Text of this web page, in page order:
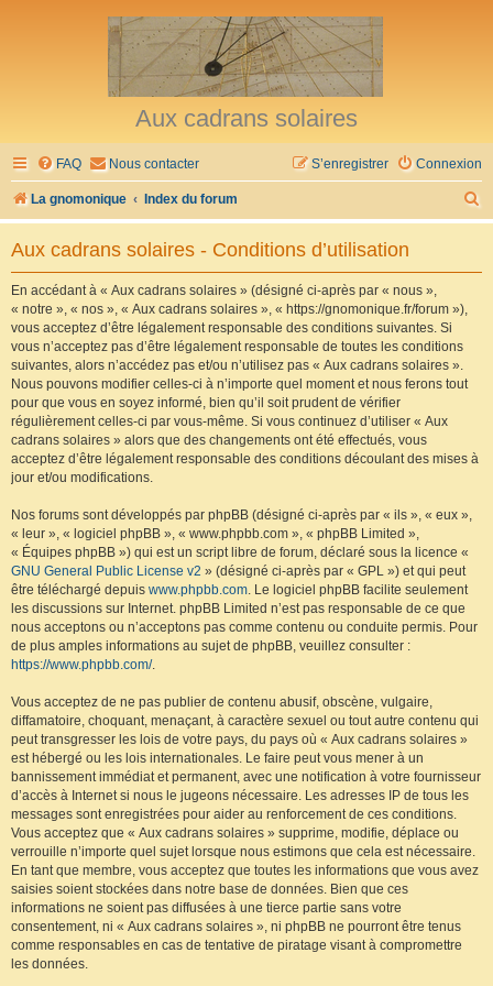
Aux cadrans solaires
FAQ Nous contacter Connexion
S’enregistrer
La gnomonique Index du forum
e
Aux cadrans solaires - Conditions d’utilisation
En accédant à « Aux cadrans solaires » (désigné ci-après par « nous »,
« notre », « nos », « Aux cadrans solaires », « https://gnomonique.fr/forum »),
vous acceptez d’être légalement responsable des conditions suivantes. Si
vous n’acceptez pas d’être légalement responsable de toutes les conditions
suivantes, alors n’accédez pas et/ou n’utilisez pas « Aux cadrans solaires ».
Nous pouvons modifier celles-ci à n’importe quel moment et nous ferons tout
pour que vous en soyez informé, bien qu’il soit prudent de vérifier
régulièrement celles-ci par vous-même. Si vous continuez d’utiliser « Aux
cadrans solaires » alors que des changements ont été effectués, vous
acceptez d’être légalement responsable des conditions découlant des mises à
jour et/ou modifications.
Nos forums sont développés par phpBB (désigné ci-après par « ils », « eux »,
« leur », « logiciel phpBB », « www.phpbb.com », « phpBB Limited »,
« Équipes phpBB ») qui est un script libre de forum, déclaré sous la licence «
GNU General Public License v2 » (désigné ci-après par « GPL ») et qui peut
être téléchargé depuis www.phpbb.com. Le logiciel phpBB facilite seulement
les discussions sur Internet. phpBB Limited n’est pas responsable de ce que
nous acceptons ou n’acceptons pas comme contenu ou conduite permis. Pour
de plus amples informations au sujet de phpBB, veuillez consulter :
https://www.phpbb.com/.
Vous acceptez de ne pas publier de contenu abusif, obscène, vulgaire,
diffamatoire, choquant, menaçant, à caractère sexuel ou tout autre contenu qui
peut transgresser les lois de votre pays, du pays où « Aux cadrans solaires »
est hébergé ou les lois internationales. Le faire peut vous mener à un
bannissement immédiat et permanent, avec une notification à votre fournisseur
d’accès à Internet si nous le jugeons nécessaire. Les adresses IP de tous les
messages sont enregistrées pour aider au renforcement de ces conditions.
Vous acceptez que « Aux cadrans solaires » supprime, modifie, déplace ou
verrouille n’importe quel sujet lorsque nous estimons que cela est nécessaire.
En tant que membre, vous acceptez que toutes les informations que vous avez
saisies soient stockées dans notre base de données. Bien que ces
informations ne soient pas diffusées à une tierce partie sans votre
consentement, ni « Aux cadrans solaires », ni phpBB ne pourront être tenus
comme responsables en cas de tentative de piratage visant à compromettre
les données.